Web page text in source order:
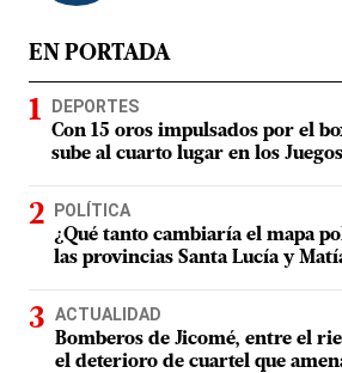
EN PORTADA
DEPORTES
Con 15 oros impulsados por el
sube al cuarto lugar en los
POLÍTICA
¿Qué tanto cambiaría el mapa
las provincias Santa Lucía y
ACTUALIDAD
Bomberos de Jicomé, entre el
el deterioro de cuartel que